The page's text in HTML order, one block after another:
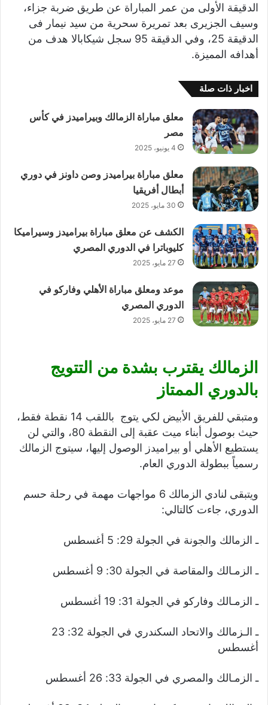
الدقيقة الأولى من عمر المباراة عن طريق ضربة جزاء،
وسيف الجزيرى بعد تمريرة سحرية من سيد نيمار فى
الدقيقة 25، وفي الدقيقة 95 سجل شيكابالا هدف من
أهدافه المميزة.
اخبار ذات صلة
معلق مباراة الزمالك وبيراميدز في كأس
مصر
4 يونيو، 2025
معلق مباراة بيراميدز وصن داونز في دوري
أبطال أفريقيا
30 مايو، 2025
الكشف عن معلق مباراة بيراميدز وسيراميكا
كليوباترا في الدوري المصري
27 مايو، 2025
موعد ومعلق مباراة الأهلي وفاركو في
الدوري المصري
27 مايو، 2025
الزمالك يقترب بشدة من التتويج
بالدوري الممتاز
ومتبقي للفريق الأبيض لكي يتوج باللقب 14 نقطة فقط،
حيث بوصول أبناء ميت عقبة إلى النقطة 80، والتي لن
يستطيع الأهلي أو بيراميدز الوصول إليها، سيتوج الزمالك
رسمياً ببطولة الدوري العام.
ويتبقى لنادي الزمالك 6 مواجهات مهمة في رحلة حسم
الدوري، جاءت كالتالي:
ـ الزمالك والجونة في الجولة 29: 5 أغسطس
ـ الزمـالك والمقاصة في الجولة 30: 9 أغسطس
ـ الزمـالك وفاركو في الجولة 31: 19 أغسطس
ـ الـزمالك والاتحاد السكندري في الجولة 32: 23
أغسطس
ـ الزمـالك والمصري في الجولة 33: 26 أغسطس